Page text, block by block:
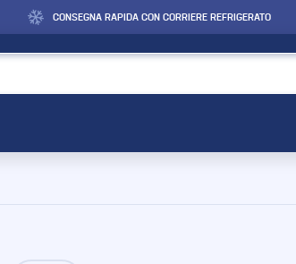
CONSEGNA RAPIDA CON CORRIERE REFRIGERATO